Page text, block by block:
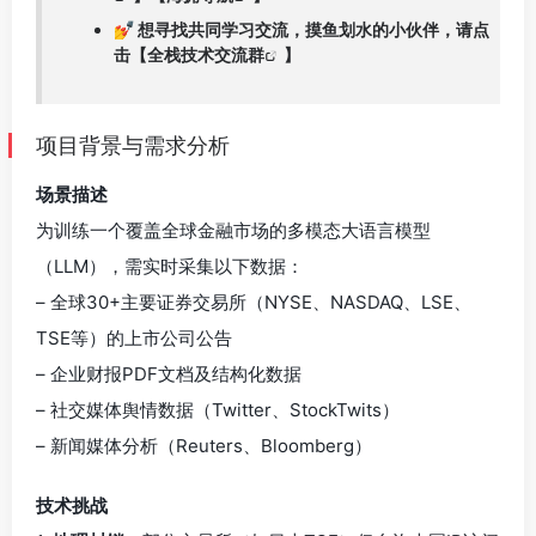
💅 想寻找共同学习交流，摸鱼划水的小伙伴，请点
击【全栈技术交流群 】
项目背景与需求分析
场景描述
为训练一个覆盖全球金融市场的多模态大语言模型
（LLM），需实时采集以下数据：
– 全球30+主要证券交易所（NYSE、NASDAQ、LSE、
TSE等）的上市公司公告
– 企业财报PDF文档及结构化数据
– 社交媒体舆情数据（Twitter、StockTwits）
– 新闻媒体分析（Reuters、Bloomberg）
技术挑战